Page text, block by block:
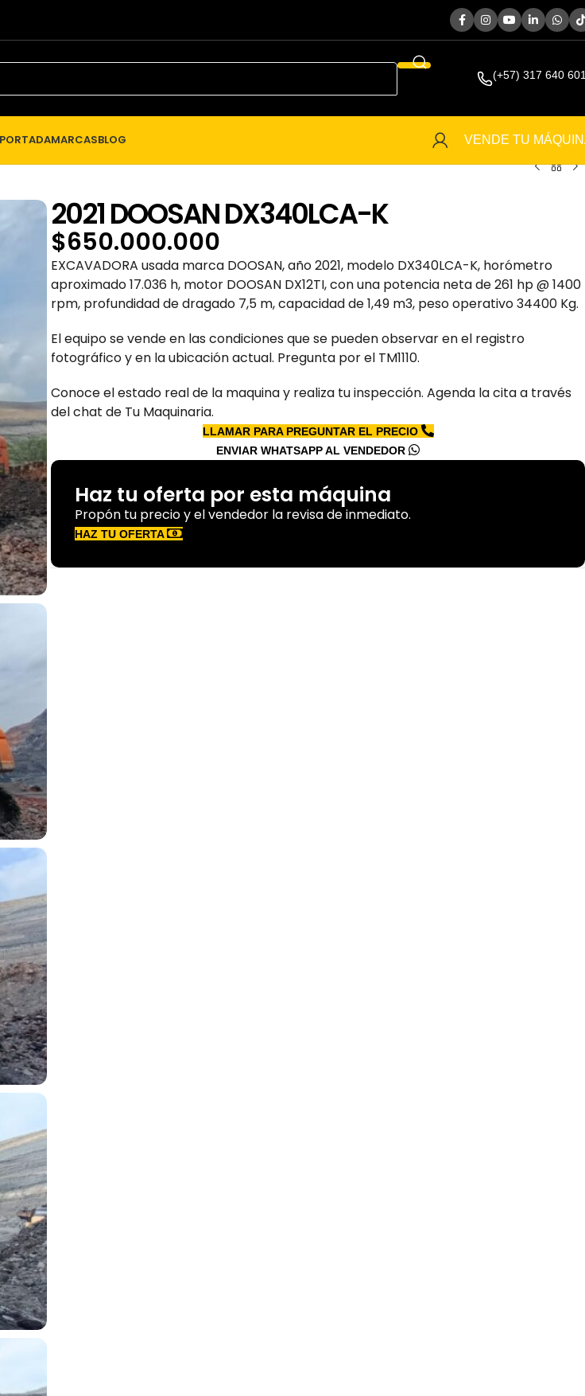
(+57) 317 640
MARCASBLOG
VENDE TU
2021 DOOSAN DX340LCA-K
$650.000.000
EXCAVADORA usada marca DOOSAN, año 2021, modelo DX340LCA-K, horómetro
aproximado 17.036 h, motor DOOSAN DX12TI, con una potencia neta de 261 hp @ 1400
rpm, profundidad de dragado 7,5 m, capacidad de 1,49 m3, peso operativo 34400 Kg.
El equipo se vende en las condiciones que se pueden observar en el registro
fotográfico y en la ubicación actual. Pregunta por el TM1110.
Conoce el estado real de la maquina y realiza tu inspección. Agenda la cita a través
del chat de Tu Maquinaria.
LLAMAR PARA PREGUNTAR EL PRECIO
ENVIAR WHATSAPP AL VENDEDOR
Haz tu oferta por esta máquina
Propón tu precio y el vendedor la revisa de inmediato.
HAZ TU OFERTA